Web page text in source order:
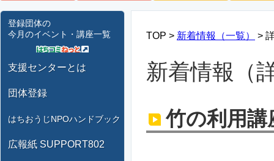
登録団体の
今月のイベント・講座一覧
支援センターとは
団体登録
はちおうじNPOハンドブック
広報紙 SUPPORT802
TOP > 新着情報（一覧） >
新着情報（
竹の利用講